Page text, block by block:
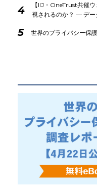
4
【IIJ・OneTrust共催
視されるのか？ ― デー
5 世界のプライバシー保